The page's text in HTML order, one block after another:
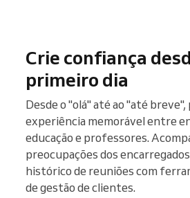
Crie confiança
primeiro dia
Desde o "olá" até ao "até
experiência memorável entre
educação e professores.
preocupações dos
histórico de reuniões com
de gestão de clientes.